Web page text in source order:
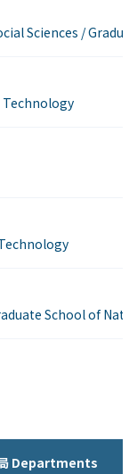
Sciences /
Technology
School of
Departments